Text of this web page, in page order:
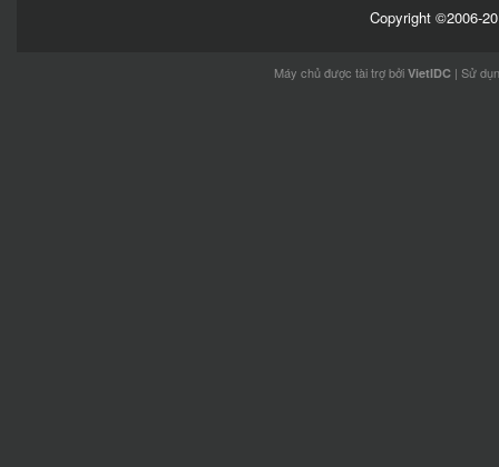
Copyright ©2006-
Máy chủ được tài trợ bởi VietIDC | Sử